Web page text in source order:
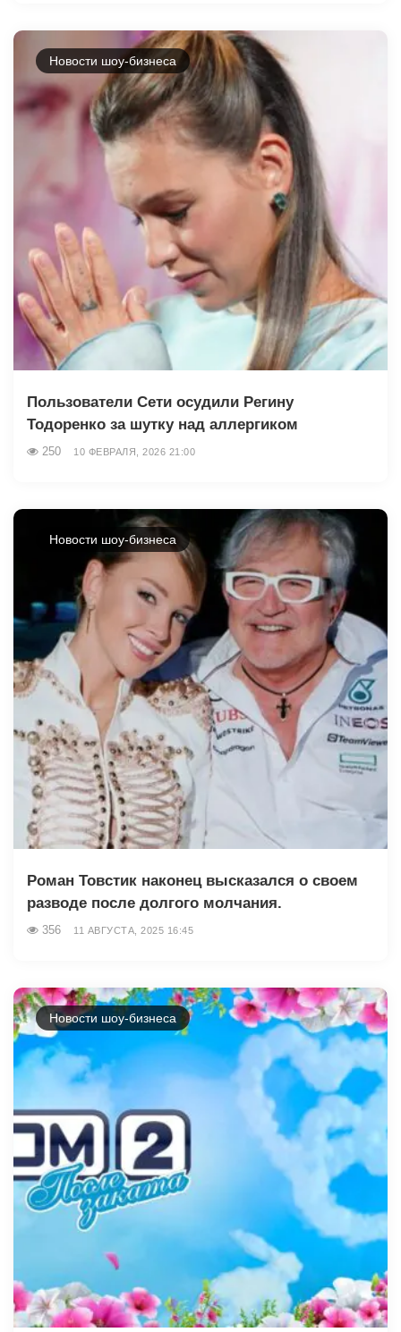
Новости шоу-бизнеса
Пользователи Сети осудили Регину
Тодоренко за шутку над аллергиком
250 10 ФЕВРАЛЯ, 2026 21:00
Новости шоу-бизнеса
Роман Товстик наконец высказался о своем
разводе после долгого молчания.
356 11 АВГУСТА, 2025 16:45
Новости шоу-бизнеса